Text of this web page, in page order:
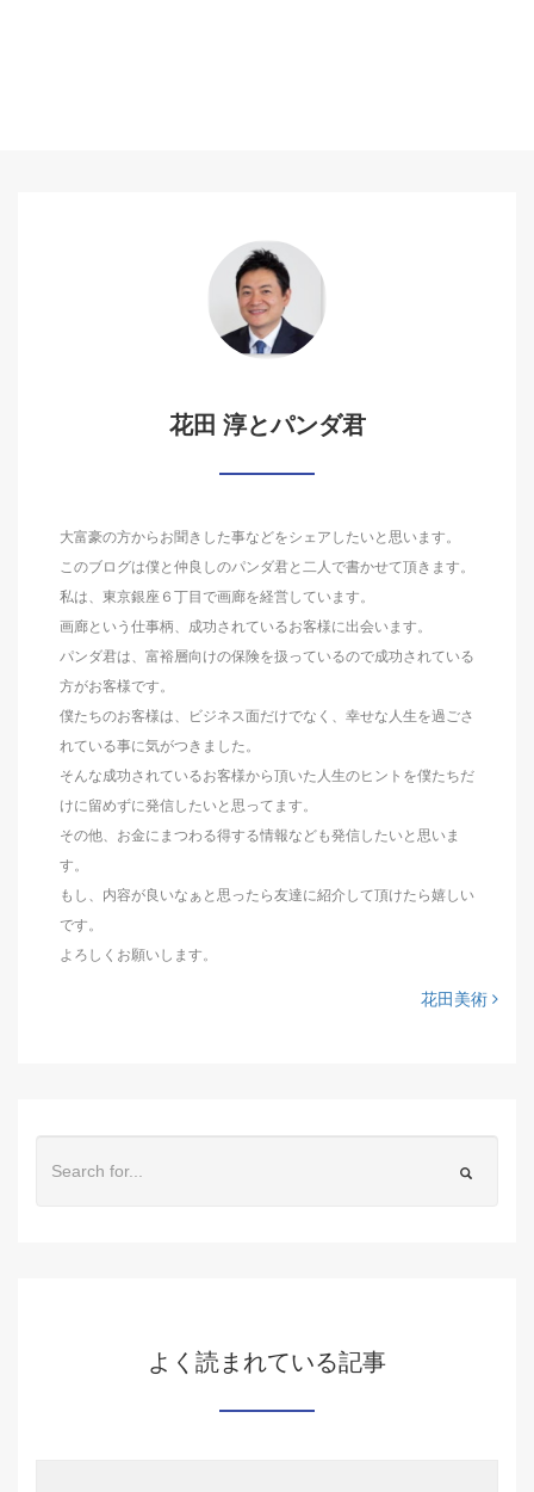
花田 淳とパンダ君
大富豪の方からお聞きした事などをシェアしたいと思います。
このブログは僕と仲良しのパンダ君と二人で書かせて頂きます。
私は、東京銀座６丁目で画廊を経営しています。
画廊という仕事柄、成功されているお客様に出会います。
パンダ君は、富裕層向けの保険を扱っているので成功されている
方がお客様です。
僕たちのお客様は、ビジネス面だけでなく、幸せな人生を過ごさ
れている事に気がつきました。
そんな成功されているお客様から頂いた人生のヒントを僕たちだ
けに留めずに発信したいと思ってます。
その他、お金にまつわる得する情報なども発信したいと思いま
す。
もし、内容が良いなぁと思ったら友達に紹介して頂けたら嬉しい
です。
よろしくお願いします。
花田美術
よく読まれている記事